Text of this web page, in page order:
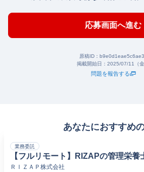
応募画面へ進む
原稿ID：
掲載開始日： 2025/07/11（金
問題を報告する
あなたにおすすめ
業務委託
【フルリモート】RIZAPの管理栄養
ＲＩＺＡＰ株式会社